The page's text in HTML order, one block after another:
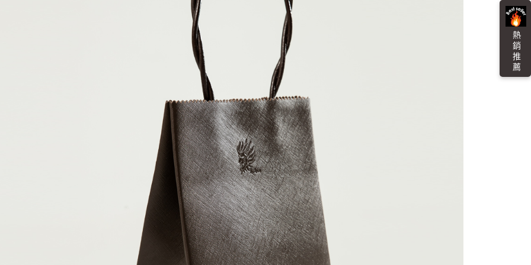
熱 銷 推 薦
用戶於交易時，得透過本服務購買商品或服務，並由商店將買賣／分期付
款買賣價金債權讓與本公司後，依約使用本公司帳單繳交帳款。
2.基於同意付款使用「大哥付你分期」之契約關係目的，商店將以您的個人
資料（包含姓名、電話或地址）提供予台灣大哥大進項蒐集、處理及利
用，由本公司與您本人進行分期帳單所需資料之確認、核對及更正。
3.完整用戶服務條款，請詳閱以下連結：
絡購買商品的店家。未經商家同意取消之訂單仍視為有效，需透過AFTEE
先享後付繳納相關費用。
※ 交易是否成功請以「AFTEE先享後付 」之結帳頁面顯示為準，若有關於
是否繳費成功／繳費後需取消欲退款等相關疑問，請聯繫「AFTEE先享後
付客戶支援中心」https://netprotections.freshdesk.com/support/home
【注意事項】
１．透過由恩沛科技股份有限公司提供之「AFTEE先享後付」服務完成之
交易，需依本服務之必要範圍內提供個人資料，並將交易相關給付款項請
求債權轉讓予恩沛科技股份有限公司。
２．關於個人資料處理事宜，請瀏覽以下網址：
https://aftee.tw/terms/#terms3
３．未成年的使用者請事先徵得法定代理人或監護人之同意方可使用
「AFTEE先享後付」，若未經同意申辦者引起之損失，本公司不負相關責
任。
４．使用「AFTEE先享後付」時，將依據個別帳號之用戶狀況，依本公司
即時審查核予不同之上限額度；若仍有額度不足之情形，本公司將視審查
結果請求用戶進行身份認證。
５．嚴禁一人註冊多個帳號或使用他人資訊註冊。若發現惡意使用之情
形，恩沛科技股份有限公司將有權停止該用戶之使用額度並採取法律行
動。
每筆NT$60，滿NT$3,000(含以上)免運費
付款後萊爾富取貨
每筆NT$60，滿NT$3,000(含以上)免運費
7-11取貨付款
每筆NT$80，滿NT$3,000(含以上)免運費
付款後7-11取貨
每筆NT$80，滿NT$3,000(含以上)免運費
宅配
每筆NT$100，滿NT$3,000(含以上)免運費
海外配送